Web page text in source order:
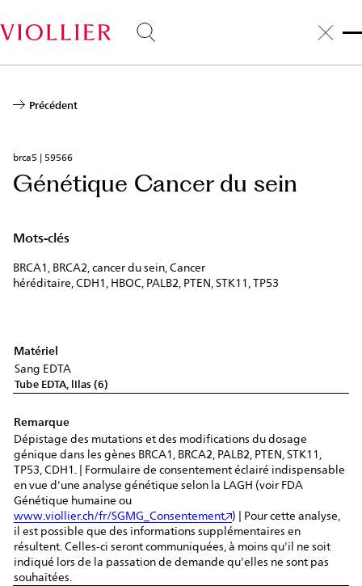
au
contenu
Précédent
brca5 | 59566
Génétique Cancer du sein
Mots-clés
BRCA1, BRCA2, cancer du sein, Cancer
héréditaire, CDH1, HBOC, PALB2, PTEN, STK11, TP53
Matériel
Sang EDTA
Tube EDTA, lilas (6)
Remarque
Dépistage des mutations et des modifications du dosage
génique dans les gènes BRCA1, BRCA2, PALB2, PTEN, STK11,
TP53, CDH1. | Formulaire de consentement éclairé indispensable
en vue d'une analyse génétique selon la LAGH (voir FDA
Génétique humaine ou
www.viollier.ch/fr/SGMG_Consentement ) | Pour cette analyse,
il est possible que des informations supplémentaires en
résultent. Celles-ci seront communiquées, à moins qu'il ne soit
indiqué lors de la passation de demande qu'elles ne sont pas
souhaitées.